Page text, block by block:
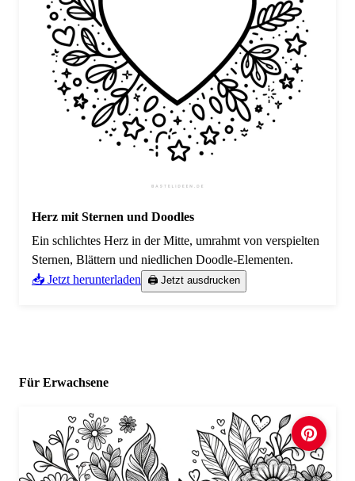
Herz mit Sternen und Doodles
Ein schlichtes Herz in der Mitte, umrahmt von verspielten
Sternen, Blättern und niedlichen Doodle-Elementen.
📥 Jetzt herunterladen
🖨️ Jetzt ausdrucken
Für Erwachsene